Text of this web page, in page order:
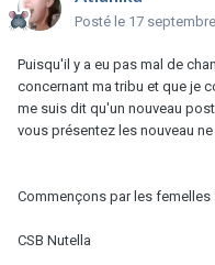
Posté le 17
Puisqu'il y a eu pas mal de
concernant ma tribu et que je
me suis dit qu'un nouveau
vous présentez les nouveau ne
Commençons par les femelles
CSB Nutella